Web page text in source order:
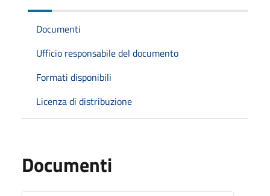
Documenti
Ufficio responsabile del documento
Formati disponibili
Licenza di distribuzione
Documenti